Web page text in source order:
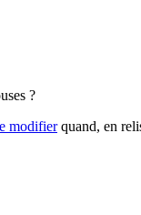
?
modifierquand, en